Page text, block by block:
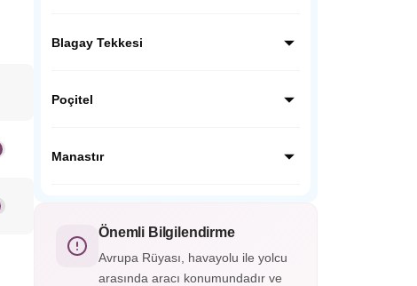
yapabilir, doğanın tadını çıkarabilirsiniz.
göreceğiz. Tetova (Kalkandelen)’de durarak
Blagay Tekkesi
muhteşem bir doğaya sahip bu bölgede
seçmesinde çok önemli bir rol oynamıştır.
Poçitel
örneği olan Poçitel kasabası, nehir
Manastır
yana Türklerin Manastır olarak adlandırdığı
bir yerleşim yeri olup Atatürk’ün de askeri
eğitim gördüğü Askeri İdadinin olduğu
Önemli Bilgilendirme
Avrupa Rüyası, havayolu ile yolcu
arasında aracı konumundadır ve